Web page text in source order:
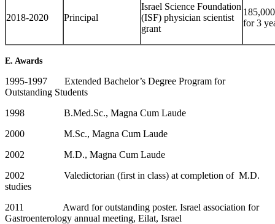
2018-2020 Principal
Israel Science Foundation
(ISF) physician scientist
grant
for 3
E. Awards
1995-1997 Extended Bachelor’s Degree Program for
Outstanding Students
1998 B.Med.Sc., Magna Cum Laude
2000 M.Sc., Magna Cum Laude
2002 M.D., Magna Cum Laude
2002 Valedictorian (first in class) at completion of M.D.
studies
2011 Award for outstanding poster. Israel association for
Gastroenterology annual meeting, Eilat, Israel